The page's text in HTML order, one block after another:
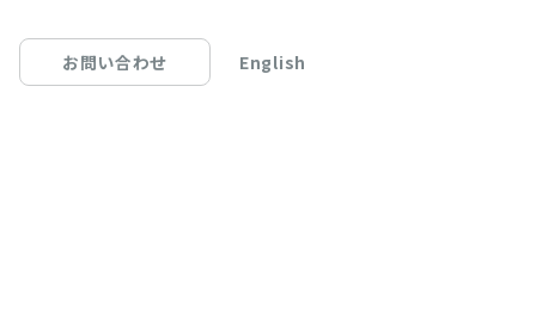
お問い合わせ English